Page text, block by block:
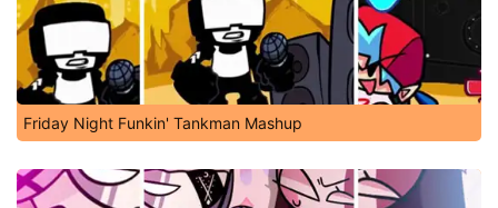
Friday Night Funkin' Tankman Mashup